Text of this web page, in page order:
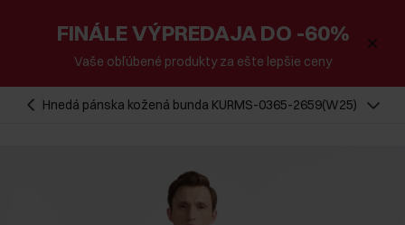
FINÁLE VÝPREDAJA DO -60%
Vaše obľúbené produkty za ešte lepšie ceny
Hnedá pánska kožená bunda KURMS-0365-2659(W25)